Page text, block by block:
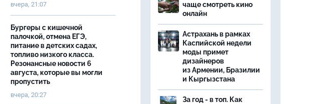
вчера, 21:07
Бургеры с кишечной
палочкой, отмена ЕГЭ,
питание в детских садах,
топливо низкого класса.
Резонансные новости 6
августа, которые вы могли
пропустить
вчера, 20:27
чаще смотреть кино
онлайн
Астрахань в рамках
Каспийской недели
моды примет
дизайнеров
из Армении, Бразилии
и Кыргызстана
За год - в топ. Как